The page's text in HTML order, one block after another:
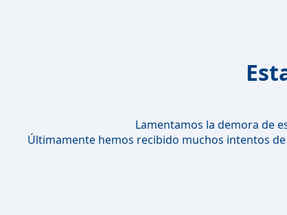
Lamentamos la demora de
Últimamente hemos recibido muchos intentos